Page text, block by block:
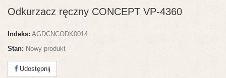
Odkurzacz ręczny CONCEPT VP-4360
Indeks: AGDCNCODK0014
Stan: Nowy produkt
Udostępnij